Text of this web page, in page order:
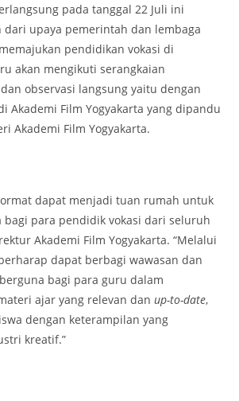
pada tanggal 22 Juli ini
dari upaya pemerintah dan lembaga
pendidikan vokasi di
akan mengikuti serangkaian
observasi langsung yaitu dengan
Akademi Film Yogyakarta yang dipandu
Akademi Film Yogyakarta.
dapat menjadi tuan rumah untuk
bagi para pendidik vokasi dari seluruh
Akademi Film Yogyakarta. “Melalui
dapat berbagi wawasan dan
bagi para guru dalam
ajar yang relevan danup-to-date,
dengan keterampilan yang
kreatif.”